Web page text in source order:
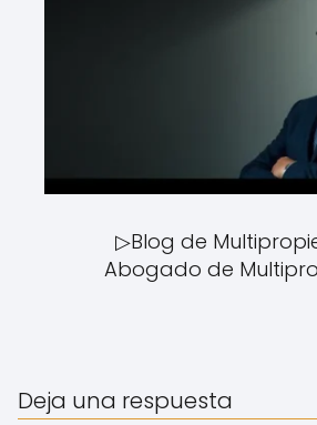
▷Blog de
Abogado de
Deja una respuesta